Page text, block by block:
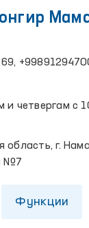
и четвергам с
область, г.
№7
Функции